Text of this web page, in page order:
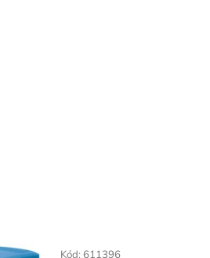
Kód: 611396